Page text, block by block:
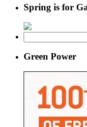
Spring is for
for:
Green Power